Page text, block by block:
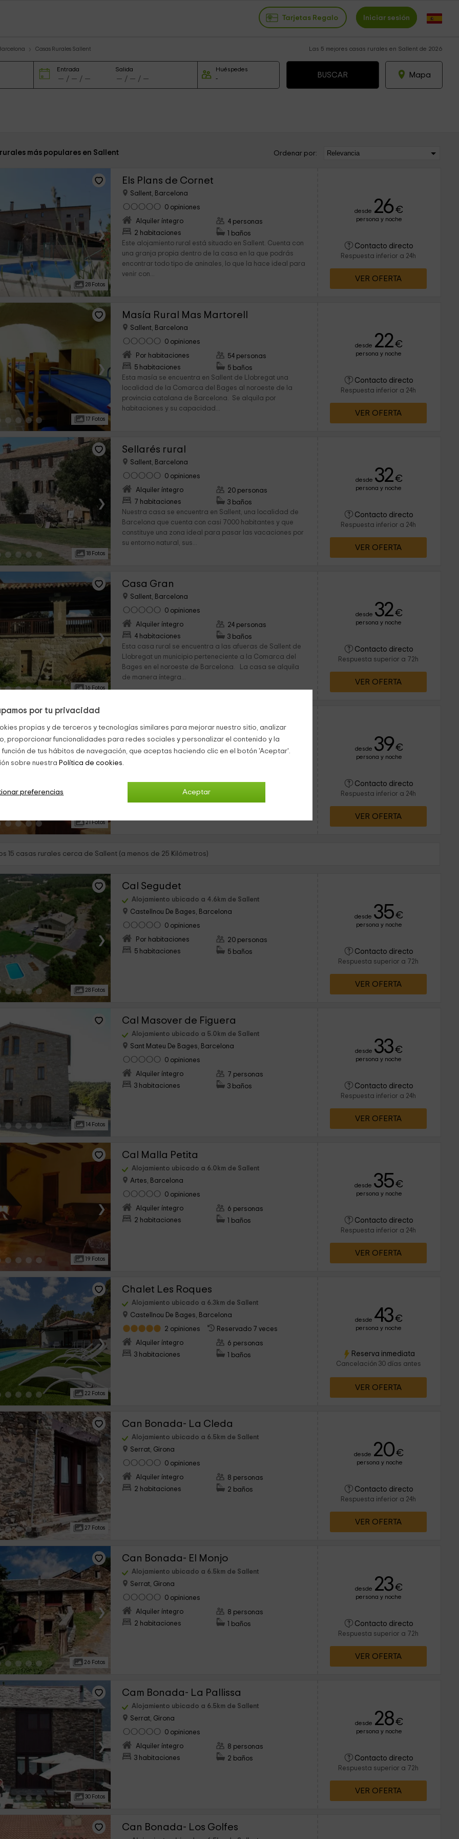
por tu privacidad
propias y de terceros y tecnologías similares para mejorar nuestro sitio, analizar
proporcionar funcionalidades para redes sociales y personalizar el contenido y la
de tus hábitos de navegación, que aceptas haciendo clic en el botón 'Aceptar'.
sobre nuestra Política de cookies.
Aceptar
preferencias
Tarjetas Regalo Iniciar sesión
Casas Rurales Sallent Las 5 mejores casas rurales en Sallent de 2026
Entrada Salida Huéspedes
Mapa
más populares en Sallent Ordenar por:
›
28 Fotos
Els Plans de Cornet
Sallent, Barcelona
0 opiniones
Alquiler íntegro
2 habitaciones
4 personas
1 baños
Este alojamiento rural está situado en Sallent. Cuenta con
una granja propia dentro de la casa en la que podrás
encontrar todo tipo de aninales, lo que la hace ideal para
venir con...
desde 26 €
persona y noche
Contacto directo
Respuesta inferior a 24h
VER OFERTA
›
17 Fotos
Masía Rural Mas Martorell
Sallent, Barcelona
0 opiniones
Por habitaciones
5 habitaciones
54 personas
5 baños
Esta masía se encuentra en Sallent de Llobregat una
localidad de la Comarca del Bages al noroeste de la
provincia catalana de Barcelona. Se alquila por
habitaciones y su capacidad...
desde 22€
persona y noche
Contacto directo
Respuesta inferior a 24h
VER OFERTA
›
18 Fotos
Sellarés rural
Sallent, Barcelona
0 opiniones
Alquiler íntegro
7 habitaciones
20 personas
3 baños
Nuestra casa se encuentra en Sallent, una localidad de
Barcelona que cuenta con casi 7000 habitantes y que
constituye una zona ideal para pasar las vacaciones por
su entorno natural, sus...
desde 32€
persona y noche
Contacto directo
Respuesta inferior a 24h
VER OFERTA
›
16 Fotos
Casa Gran
Sallent, Barcelona
0 opiniones
Alquiler íntegro
4 habitaciones
24 personas
3 baños
Esta casa rural se encuentra a las afueras de Sallent de
Llobregat un municipio perteneciente a la Comarca del
Bages en el noroeste de Barcelona. La casa se alquila
de manera íntegra...
desde 32€
persona y noche
Contacto directo
Respuesta superior a 72h
VER OFERTA
›
21 Fotos
Sallent, Barcelona
0 opiniones
Nos encontramos a las afueras de Sallent de Llobregat,
un municipio de la comarca de Bages situado a menos
de 50 minutos de Barcelona. Los apartamentos son
desde 39€
persona y noche
Contacto directo
Respuesta inferior a 24h
VER OFERTA
15 casas rurales cerca de Sallent (a menos de 25 Kilómetros)
›
28 Fotos
Cal Segudet
Alojamiento ubicado a 4.6km de Sallent
Castellnou De Bages, Barcelona
0 opiniones
Por habitaciones
5 habitaciones
20 personas
5 baños
desde 35€
persona y noche
Contacto directo
Respuesta superior a 72h
VER OFERTA
›
14 Fotos
Cal Masover de Figuera
Alojamiento ubicado a 5.0km de Sallent
Sant Mateu De Bages, Barcelona
0 opiniones
Alquiler íntegro
3 habitaciones
7 personas
3 baños
desde 33€
persona y noche
Contacto directo
Respuesta inferior a 24h
VER OFERTA
›
19 Fotos
Cal Malla Petita
Alojamiento ubicado a 6.0km de Sallent
Artes, Barcelona
0 opiniones
Alquiler íntegro
2 habitaciones
6 personas
1 baños
desde 35€
persona y noche
Contacto directo
Respuesta inferior a 24h
VER OFERTA
›
22 Fotos
Chalet Les Roques
Alojamiento ubicado a 6.3km de Sallent
Castellnou De Bages, Barcelona
2 opiniones
Reservado 7 veces
Alquiler íntegro
3 habitaciones
6 personas
1 baños
desde 43€
persona y noche
Reserva inmediata
Cancelación 30 días antes
VER OFERTA
›
27 Fotos
Can Bonada- La Cleda
Alojamiento ubicado a 6.5km de Sallent
Serrat, Girona
0 opiniones
Alquiler íntegro
2 habitaciones
8 personas
2 baños
desde 20€
persona y noche
Contacto directo
Respuesta inferior a 24h
VER OFERTA
›
26 Fotos
Can Bonada- El Monjo
Alojamiento ubicado a 6.5km de Sallent
Serrat, Girona
0 opiniones
Alquiler íntegro
2 habitaciones
8 personas
1 baños
desde 23€
persona y noche
Contacto directo
Respuesta superior a 72h
VER OFERTA
›
30 Fotos
Cam Bonada- La Pallissa
Alojamiento ubicado a 6.5km de Sallent
Serrat, Girona
0 opiniones
Alquiler íntegro
3 habitaciones
8 personas
2 baños
desde 28€
persona y noche
Contacto directo
Respuesta superior a 72h
VER OFERTA
Can Bonada- Los Golfes